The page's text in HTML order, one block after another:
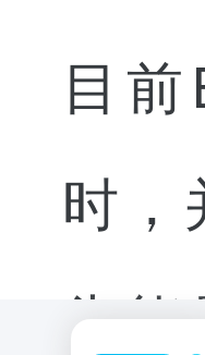
目
时，
头